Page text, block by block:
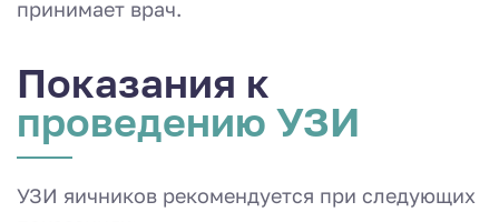
принимает врач.
Показания к
проведению УЗИ
УЗИ яичников рекомендуется при следующих